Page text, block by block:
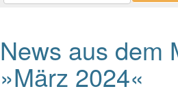
News aus dem
»März 2024«